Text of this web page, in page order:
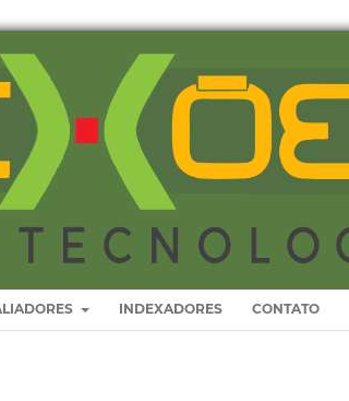
INDEXADORES CONTATO